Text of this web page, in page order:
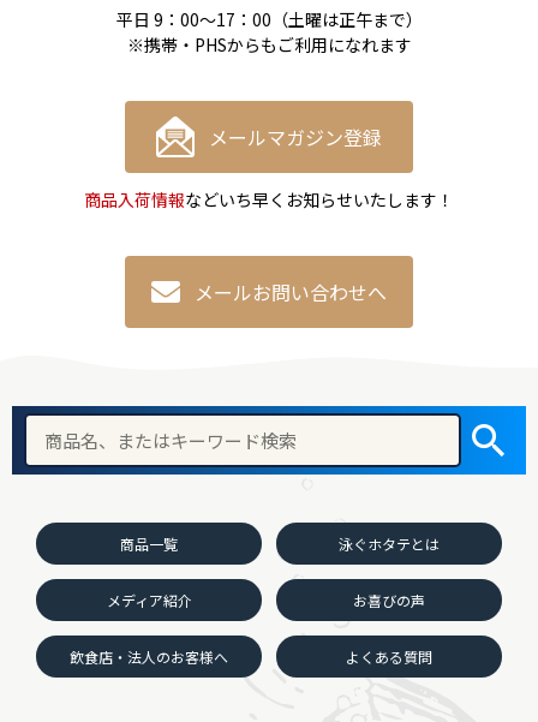
平日 9：00〜17：00（土曜は正午まで）
※携帯・PHSからもご利用になれます
メールマガジン登録
商品入荷情報などいち早くお知らせいたします！
メールお問い合わせへ
商品一覧 泳ぐホタテとは
メディア紹介 お喜びの声
飲食店・法人のお客様へ よくある質問